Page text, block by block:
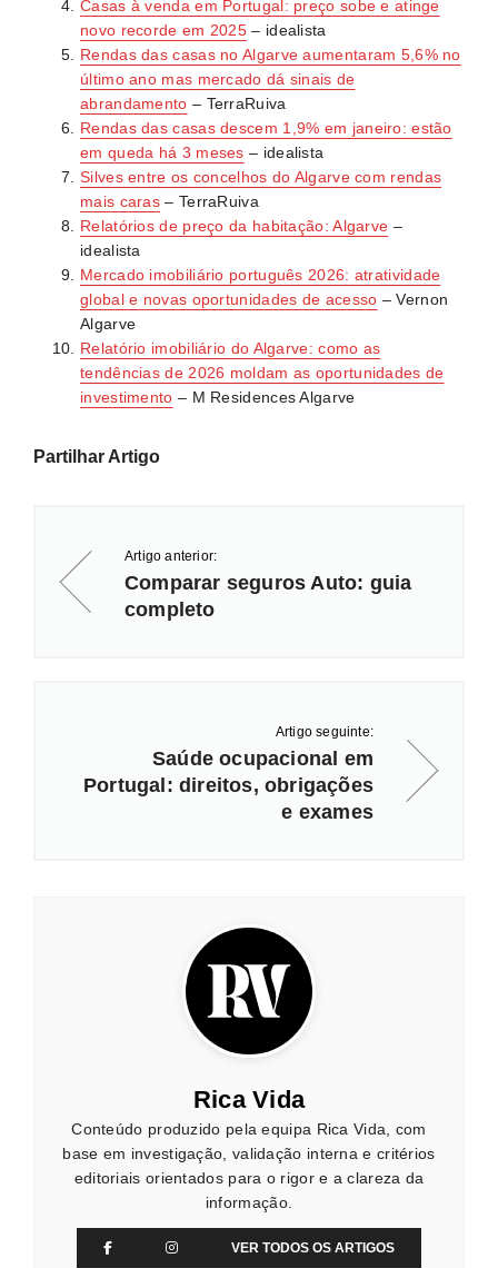
Casas à venda em Portugal: preço sobe e atinge
novo recorde em 2025 – idealista
Rendas das casas no Algarve aumentaram 5,6% no
último ano mas mercado dá sinais de
abrandamento – TerraRuiva
Rendas das casas descem 1,9% em janeiro: estão
em queda há 3 meses – idealista
Silves entre os concelhos do Algarve com rendas
mais caras – TerraRuiva
Relatórios de preço da habitação: Algarve –
idealista
Mercado imobiliário português 2026: atratividade
global e novas oportunidades de acesso – Vernon
Algarve
Relatório imobiliário do Algarve: como as
tendências de 2026 moldam as oportunidades de
investimento – M Residences Algarve
Partilhar Artigo
Artigo anterior:
Comparar seguros Auto: guia
completo
Artigo seguinte:
Saúde ocupacional em
Portugal: direitos, obrigações
e exames
Rica Vida
Conteúdo produzido pela equipa Rica Vida, com
base em investigação, validação interna e critérios
editoriais orientados para o rigor e a clareza da
informação.
VER TODOS OS ARTIGOS